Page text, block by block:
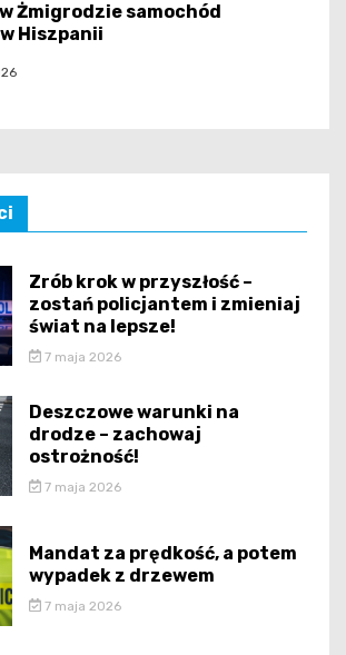
Żmigrodzie samochód
Hiszpanii
Zrób krok w przyszłość –
zostań policjantem i zmieniaj
świat na lepsze!
7 maja 2026
Deszczowe warunki na
drodze – zachowaj
ostrożność!
7 maja 2026
Mandat za prędkość, a potem
wypadek z drzewem
7 maja 2026